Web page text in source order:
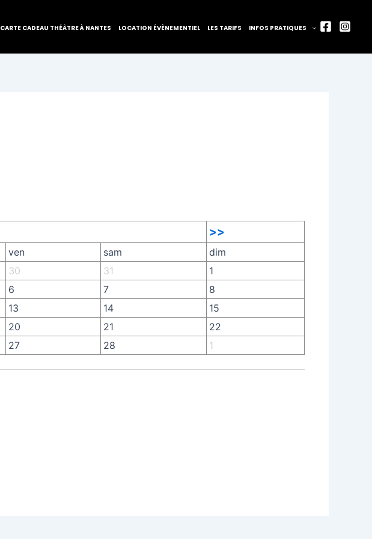
CARTE CADEAU THÉÂTRE À NANTES LOCATION ÉVÈNEMENTIEL LES TARIFS INFOS PRATIQUES
>>
ven sam
dim
30 31
1
6 7
8
13 14
15
20 21
22
27 28 1